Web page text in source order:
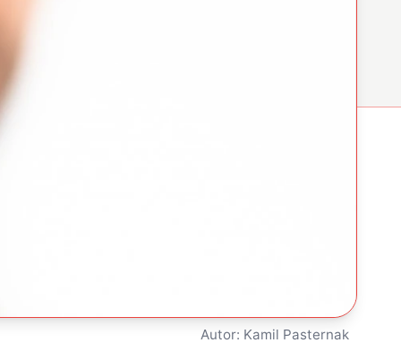
Autor: Kamil Pasternak